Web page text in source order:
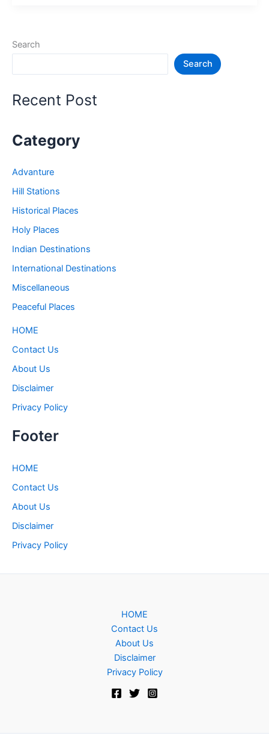
की
Tourist
Search
Search
Recent Post
Category
Advanture
Hill Stations
Historical Places
Holy Places
Indian Destinations
International Destinations
Miscellaneous
Peaceful Places
HOME
Contact Us
About Us
Disclaimer
Privacy Policy
Footer
HOME
Contact Us
About Us
Disclaimer
Privacy Policy
HOME
Contact Us
About Us
Disclaimer
Privacy Policy